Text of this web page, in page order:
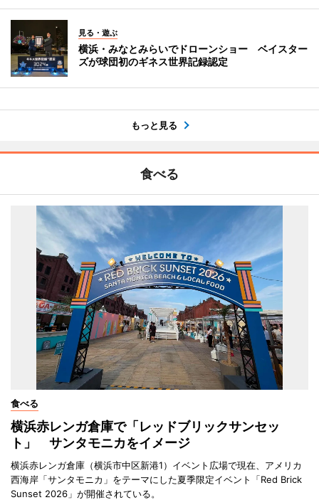
見る・遊ぶ
横浜・みなとみらいでドローンショー ベイスター
ズが球団初のギネス世界記録認定
もっと見る
食べる
食べる
横浜赤レンガ倉庫で「レッドブリックサンセッ
ト」 サンタモニカをイメージ
横浜赤レンガ倉庫（横浜市中区新港1）イベント広場で現在、アメリカ
西海岸「サンタモニカ」をテーマにした夏季限定イベント「Red Brick
Sunset 2026」が開催されている。